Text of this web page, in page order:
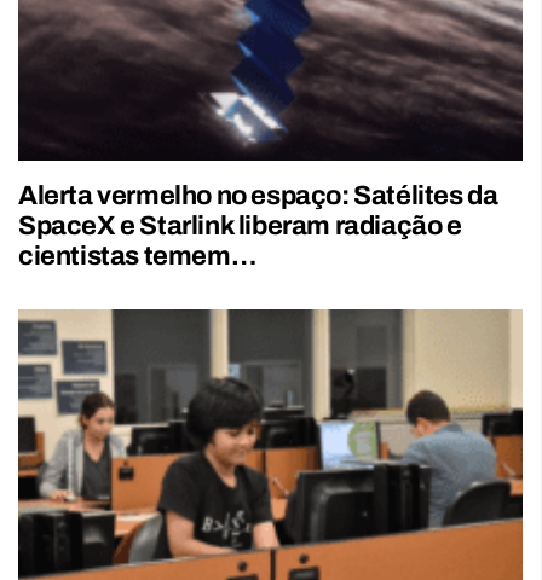
Alerta vermelho no espaço: Satélites da
SpaceX e Starlink liberam radiação e
cientistas temem…